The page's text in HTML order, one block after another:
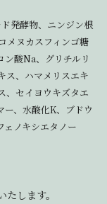
発酵物、ニンジン根
メヌカスフィンゴ糖
ン酸Na、グリチルリ
ス、ハマメリスエキ
、セイヨウキズタエ
ー、水酸化K、ブドウ
ェノキシエタノー
します。